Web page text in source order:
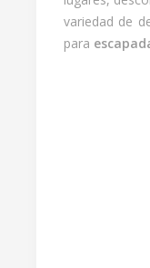
variedad de
para